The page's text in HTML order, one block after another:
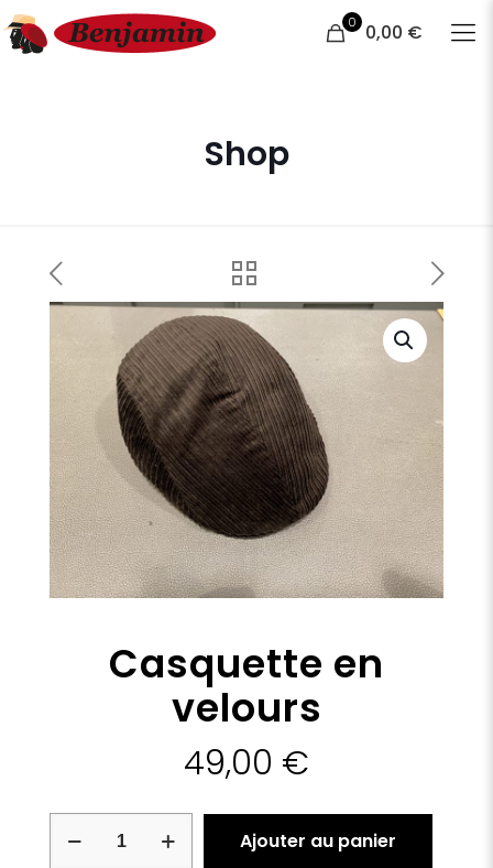
0 0,00 €
Shop
Casquette en
velours
49,00 €
Ajouter au panier